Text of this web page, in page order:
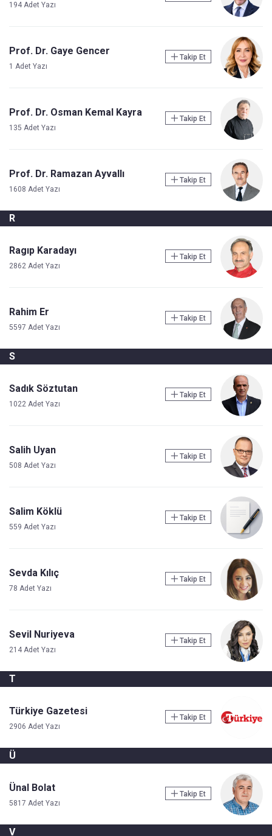
194 Adet Yazı
Prof. Dr. Gaye Gencer
1 Adet Yazı
Takip Et
Prof. Dr. Osman Kemal Kayra
135 Adet Yazı
Takip Et
Prof. Dr. Ramazan Ayvallı
1608 Adet Yazı
Takip Et
R
Ragıp Karadayı
2862 Adet Yazı
Takip Et
Rahim Er
5597 Adet Yazı
Takip Et
S
Sadık Söztutan
1022 Adet Yazı
Takip Et
Salih Uyan
508 Adet Yazı
Takip Et
Salim Köklü
559 Adet Yazı
Takip Et
Sevda Kılıç
78 Adet Yazı
Takip Et
Sevil Nuriyeva
214 Adet Yazı
Takip Et
T
Türkiye Gazetesi
2906 Adet Yazı
Takip Et
Ü
Ünal Bolat
5817 Adet Yazı
Takip Et
V